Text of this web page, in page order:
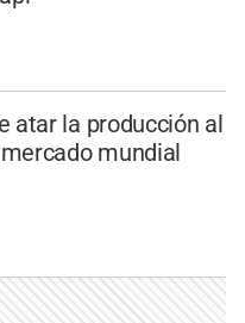
atar la producción al
mundial